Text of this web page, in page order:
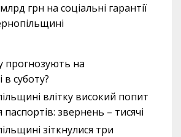
грн на соціальні гарантії
прогнозують на
суботу?
влітку високий попит
звернень – тисячі
зіткнулися три